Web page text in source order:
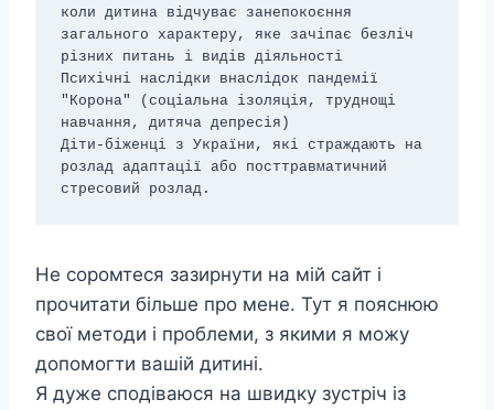
коли дитина відчуває занепокоєння
загального характеру, яке зачіпає безліч
різних питань і видів діяльності
Психічні наслідки внаслідок пандемії
"Корона" (соціальна ізоляція, труднощі
навчання, дитяча депресія)
Діти-біженці з України, які страждають на
розлад адаптації або посттравматичний
стресовий розлад.
Не соромтеся зазирнути на мій сайт і
прочитати більше про мене. Тут я пояснюю
свої методи і проблеми, з якими я можу
допомогти вашій дитині.
Я дуже сподіваюся на швидку зустріч із